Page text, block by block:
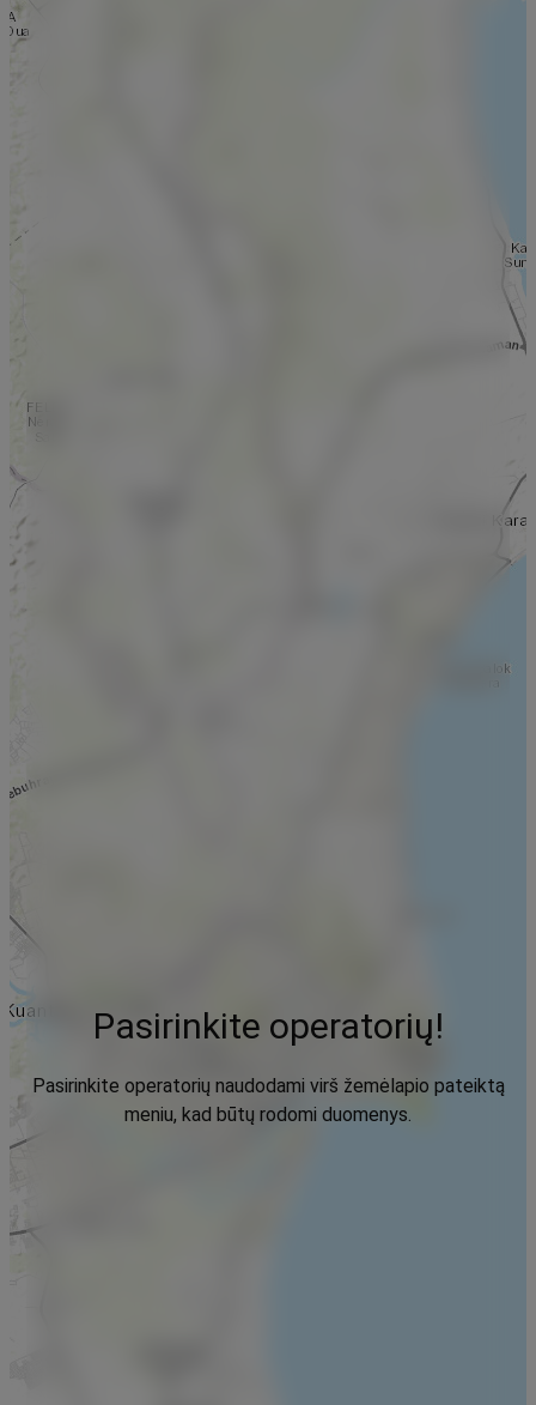
Pasirinkite operatorių!
Pasirinkite operatorių naudodami virš žemėlapio pateiktą
meniu, kad būtų rodomi duomenys.